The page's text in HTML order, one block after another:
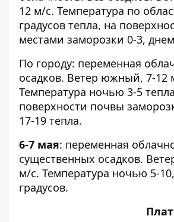
12 м/с. Температура по
градусов тепла, на
местами заморозки 0-3,
По городу: переменная
осадков. Ветер южный, 7-12
Температура ночью 3-5
поверхности почвы
17-19 тепла.
6-7 мая: переменная
существенных осадков.
м/с. Температура ночью 5-
градусов.